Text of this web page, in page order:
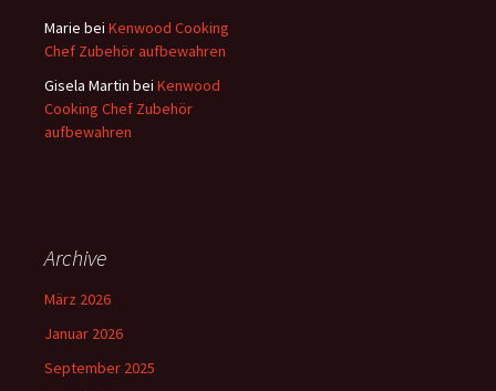
Marie bei Kenwood Cooking
Chef Zubehör aufbewahren
Gisela Martin bei Kenwood
Cooking Chef Zubehör
aufbewahren
Archive
März 2026
Januar 2026
September 2025